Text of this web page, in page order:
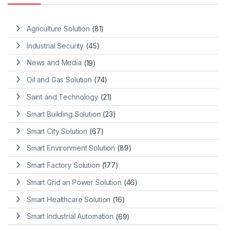
Agriculture Solution (81)
Industrial Security (45)
News and Media (19)
Oil and Gas Solution (74)
Saint and Technology (21)
Smart Building Solution (23)
Smart City Solution (67)
Smart Environment Solution (89)
Smart Factory Solution (177)
Smart Grid an Power Solution (46)
Smart Healthcare Solution (16)
Smart Industrial Automation (69)